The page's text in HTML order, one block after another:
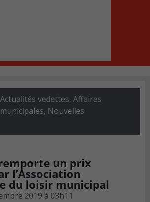
Actualités vedettes, Affaires
municipales, Nouvelles
un prix
l’Association
du loisir municipal
2019 à 03h11